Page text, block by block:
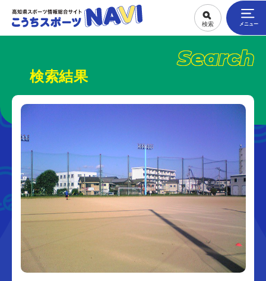
Search
検索結果